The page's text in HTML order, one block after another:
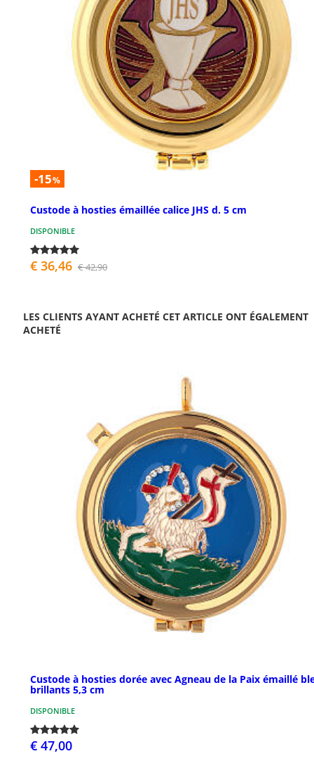
-15%
Custode à hosties émaillée calice JHS d. 5 cm
DISPONIBLE
€ 36,46 € 42,90
LES CLIENTS AYANT ACHETÉ CET ARTICLE ONT ÉGALEMENT
ACHETÉ
Custode à hosties dorée avec Agneau de la Paix émaillé
brillants 5,3 cm
DISPONIBLE
€ 47,00